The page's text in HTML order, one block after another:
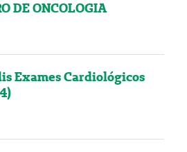
DE ONCOLOGIA
Exames Cardiológicos